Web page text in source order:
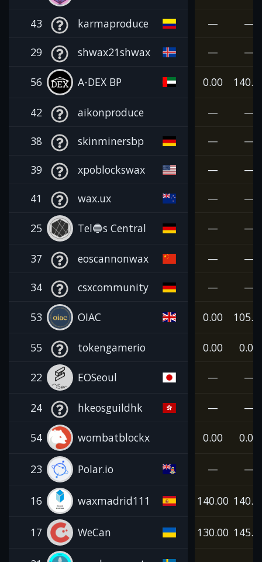
43 karmaproduce — —
29 shwax21shwax — —
56 A-DEX BP 0.00
42 aikonproduce — —
38 skinminersbp — —
39 xpoblockswax — —
41 wax.ux — —
25 Tel🔵s Central — —
37 eoscannonwax — —
34 csxcommunity — —
53 OIAC 0.00
55 tokengamerio 0.00 0.00
22 EOSeoul — —
24 hkeosguildhk — —
54 wombatblockx 0.00 0.00
23 Polar.io — —
16 waxmadrid111 140.00
17 WeCan 130.00